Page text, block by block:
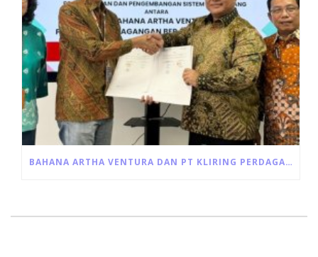
BAHANA ARTHA VENTURA DAN PT KLIRING PERDAGANGAN BERJANGKA INDONESIA JALIN KERJA SAMA PEMANFAATAN JASA LAYANAN RESI GUDANG